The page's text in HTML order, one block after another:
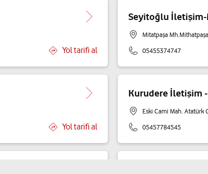
Yol tarifi al
Seyitoğlu İletişim-
Mitatpaşa
05455374747
Yol tarifi al
Kurudere İletişim -
Eski Cami Mah. Atatürk
05457784545